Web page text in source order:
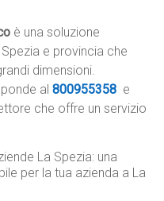
è una soluzione
e provincia che
dimensioni.
al800955358 e
che offre un servizio
La Spezia: una
per la tua azienda a La